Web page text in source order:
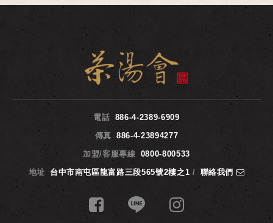
電話 886-4-2389-6909
傳真
886-4-23894277
加盟/客服專線 0800-800533
地址
台中市南屯區龍富路三段565號2樓之1 / 聯絡我們